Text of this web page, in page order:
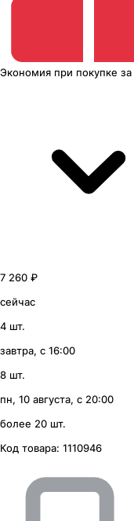
Экономия при покупке за
7 260 ₽
сейчас
4 шт.
завтра, с 16:00
8 шт.
пн, 10 августа, с 20:00
более 20 шт.
Код товара: 1110946